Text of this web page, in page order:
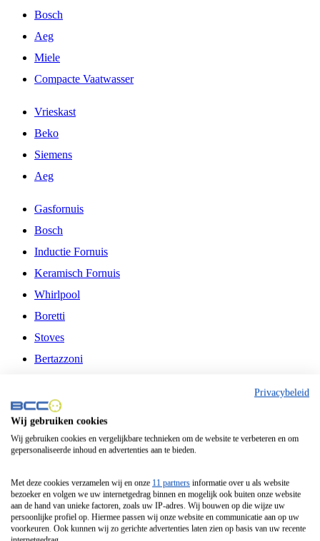
Bosch
Aeg
Miele
Compacte Vaatwasser
Vrieskast
Beko
Siemens
Aeg
Gasfornuis
Bosch
Inductie Fornuis
Keramisch Fornuis
Whirlpool
Boretti
Stoves
Bertazzoni
Fitelli
Airfryer
Frituurpan
Contactgrill
Broodbakmachine
Broodrooster
Privacybeleid
Wij gebruiken cookies
Wij gebruiken cookies en vergelijkbare technieken om de website te verbeteren en om
gepersonaliseerde inhoud en advertenties aan te bieden.
Met deze cookies verzamelen wij en onze 11 partners informatie over u als website
bezoeker en volgen we uw internetgedrag binnen en mogelijk ook buiten onze website
aan de hand van unieke factoren, zoals uw IP-adres. Wij bouwen op die wijze uw
persoonlijke profiel op. Hiermee passen wij onze website en communicatie aan op uw
voorkeuren. Ook kunnen wij zo gerichte advertenties laten zien op basis van uw recente